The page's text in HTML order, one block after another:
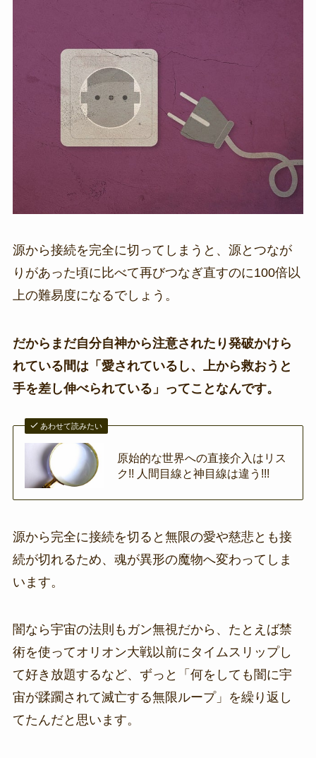
源から接続を完全に切ってしまうと、源とつなが
りがあった頃に比べて再びつなぎ直すのに100倍以
上の難易度になるでしょう。
だからまだ自分自神から注意されたり発破かけら
れている間は「愛されているし、上から救おうと
手を差し伸べられている」ってことなんです。
あわせて読みたい
原始的な世界への直接介入はリス
ク!! 人間目線と神目線は違う!!!
源から完全に接続を切ると無限の愛や慈悲とも接
続が切れるため、魂が異形の魔物へ変わってしま
います。
闇なら宇宙の法則もガン無視だから、たとえば禁
術を使ってオリオン大戦以前にタイムスリップし
て好き放題するなど、ずっと「何をしても闇に宇
宙が蹂躙されて滅亡する無限ループ」を繰り返し
てたんだと思います。